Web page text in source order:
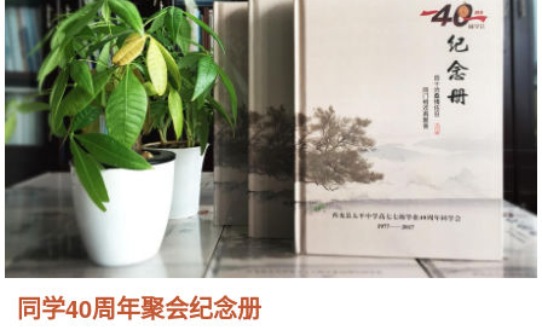
同学40周年聚会纪念册